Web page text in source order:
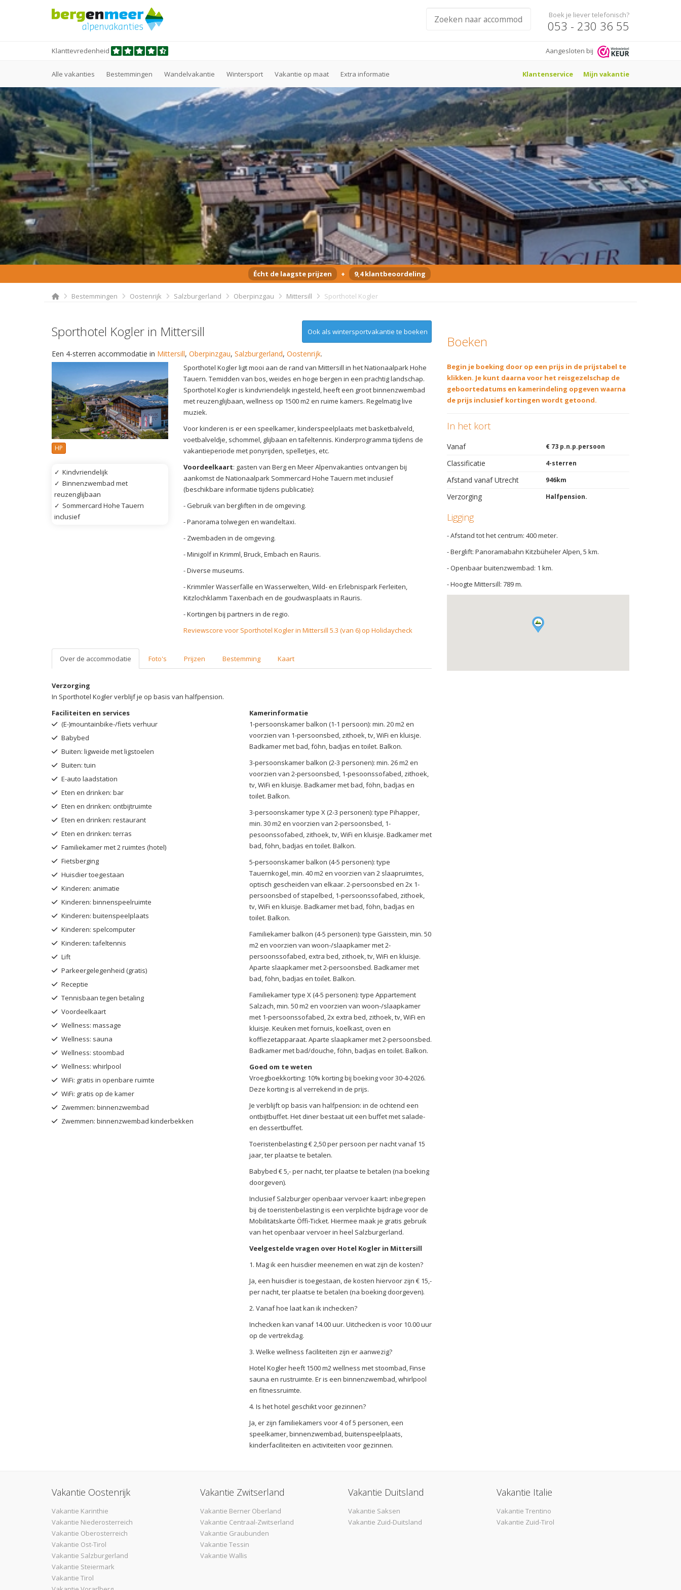
Boek je liever telefonisch?
053 - 230 36 55
Klanttevredenheid Aangesloten bij
Alle vakanties Bestemmingen Wandelvakantie Wintersport Vakantie op maat Extra informatie Klantenservice Mijn vakantie
Écht de laagste prijzen + 9,4 klantbeoordeling
Bestemmingen Oostenrijk Salzburgerland Oberpinzgau Mittersill Sporthotel Kogler
Sporthotel Kogler in Mittersill Ook als wintersportvakantie te boeken
Een 4-sterren accommodatie in Mittersill, Oberpinzgau, Salzburgerland, Oostenrijk.
HP
✓ Kindvriendelijk
✓ Binnenzwembad met
reuzenglijbaan
✓ Sommercard Hohe Tauern
inclusief
Sporthotel Kogler ligt mooi aan de rand van Mittersill in het Nationaalpark Hohe
Tauern. Temidden van bos, weides en hoge bergen in een prachtig landschap.
Sporthotel Kogler is kindvriendelijk ingesteld, heeft een groot binnenzwembad
met reuzenglijbaan, wellness op 1500 m2 en ruime kamers. Regelmatig live
muziek.
Voor kinderen is er een speelkamer, kinderspeelplaats met basketbalveld,
voetbalveldje, schommel, glijbaan en tafeltennis. Kinderprogramma tijdens de
vakantieperiode met ponyrijden, spelletjes, etc.
Voordeelkaart: gasten van Berg en Meer Alpenvakanties ontvangen bij
aankomst de Nationaalpark Sommercard Hohe Tauern met inclusief
(beschikbare informatie tijdens publicatie):
- Gebruik van bergliften in de omgeving.
- Panorama tolwegen en wandeltaxi.
- Zwembaden in de omgeving.
- Minigolf in Krimml, Bruck, Embach en Rauris.
- Diverse museums.
- Krimmler Wasserfälle en Wasserwelten, Wild- en Erlebnispark Ferleiten,
Kitzlochklamm Taxenbach en de goudwasplaats in Rauris.
- Kortingen bij partners in de regio.
Reviewscore voor Sporthotel Kogler in Mittersill 5.3 (van 6) op Holidaycheck
Over de accommodatie Foto's Prijzen Bestemming Kaart
Verzorging
In Sporthotel Kogler verblijf je op basis van halfpension.
Faciliteiten en services
(E-)mountainbike-/fiets verhuur
Babybed
Buiten: ligweide met ligstoelen
Buiten: tuin
E-auto laadstation
Eten en drinken: bar
Eten en drinken: ontbijtruimte
Eten en drinken: restaurant
Eten en drinken: terras
Familiekamer met 2 ruimtes (hotel)
Fietsberging
Huisdier toegestaan
Kinderen: animatie
Kinderen: binnenspeelruimte
Kinderen: buitenspeelplaats
Kinderen: spelcomputer
Kinderen: tafeltennis
Lift
Parkeergelegenheid (gratis)
Receptie
Tennisbaan tegen betaling
Voordeelkaart
Wellness: massage
Wellness: sauna
Wellness: stoombad
Wellness: whirlpool
WiFi: gratis in openbare ruimte
WiFi: gratis op de kamer
Zwemmen: binnenzwembad
Zwemmen: binnenzwembad kinderbekken
Kamerinformatie
1-persoonskamer balkon (1-1 persoon): min. 20 m2 en
voorzien van 1-persoonsbed, zithoek, tv, WiFi en kluisje.
Badkamer met bad, föhn, badjas en toilet. Balkon.
3-persoonskamer balkon (2-3 personen): min. 26 m2 en
voorzien van 2-persoonsbed, 1-pesoonssofabed, zithoek,
tv, WiFi en kluisje. Badkamer met bad, föhn, badjas en
toilet. Balkon.
3-persoonskamer type X (2-3 personen): type Pihapper,
min. 30 m2 en voorzien van 2-persoonsbed, 1-
pesoonssofabed, zithoek, tv, WiFi en kluisje. Badkamer met
bad, föhn, badjas en toilet. Balkon.
5-persoonskamer balkon (4-5 personen): type
Tauernkogel, min. 40 m2 en voorzien van 2 slaapruimtes,
optisch gescheiden van elkaar. 2-persoonsbed en 2x 1-
persoonsbed of stapelbed, 1-persoonssofabed, zithoek,
tv, WiFi en kluisje. Badkamer met bad, föhn, badjas en
toilet. Balkon.
Familiekamer balkon (4-5 personen): type Gaisstein, min. 50
m2 en voorzien van woon-/slaapkamer met 2-
persoonssofabed, extra bed, zithoek, tv, WiFi en kluisje.
Aparte slaapkamer met 2-persoonsbed. Badkamer met
bad, föhn, badjas en toilet. Balkon.
Familiekamer type X (4-5 personen): type Appartement
Salzach, min. 50 m2 en voorzien van woon-/slaapkamer
met 1-persoonssofabed, 2x extra bed, zithoek, tv, WiFi en
kluisje. Keuken met fornuis, koelkast, oven en
koffiezetapparaat. Aparte slaapkamer met 2-persoonsbed.
Badkamer met bad/douche, föhn, badjas en toilet. Balkon.
Goed om te weten
Vroegboekkorting: 10% korting bij boeking voor 30-4-2026.
Deze korting is al verrekend in de prijs.
Je verblijft op basis van halfpension: in de ochtend een
ontbijtbuffet. Het diner bestaat uit een buffet met salade-
en dessertbuffet.
Toeristenbelasting € 2,50 per persoon per nacht vanaf 15
jaar, ter plaatse te betalen.
Babybed € 5,- per nacht, ter plaatse te betalen (na boeking
doorgeven).
Inclusief Salzburger openbaar vervoer kaart: inbegrepen
bij de toeristenbelasting is een verplichte bijdrage voor de
Mobilitätskarte Öffi-Ticket. Hiermee maak je gratis gebruik
van het openbaar vervoer in heel Salzburgerland.
Veelgestelde vragen over Hotel Kogler in Mittersill
1. Mag ik een huisdier meenemen en wat zijn de kosten?
Ja, een huisdier is toegestaan, de kosten hiervoor zijn € 15,-
per nacht, ter plaatse te betalen (na boeking doorgeven).
2. Vanaf hoe laat kan ik inchecken?
Inchecken kan vanaf 14.00 uur. Uitchecken is voor 10.00 uur
op de vertrekdag.
3. Welke wellness faciliteiten zijn er aanwezig?
Hotel Kogler heeft 1500 m2 wellness met stoombad, Finse
sauna en rustruimte. Er is een binnenzwembad, whirlpool
en fitnessruimte.
4. Is het hotel geschikt voor gezinnen?
Ja, er zijn familiekamers voor 4 of 5 personen, een
speelkamer, binnenzwembad, buitenspeelplaats,
kinderfaciliteiten en activiteiten voor gezinnen.
Boeken
Begin je boeking door op een prijs in de prijstabel te
klikken. Je kunt daarna voor het reisgezelschap de
geboortedatums en kamerindeling opgeven waarna
de prijs inclusief kortingen wordt getoond.
In het kort
Vanaf € 73 p.n.p.persoon
Classificatie 4-sterren
Afstand vanaf Utrecht 946km
Verzorging Halfpension.
Ligging
- Afstand tot het centrum: 400 meter.
- Berglift: Panoramabahn Kitzbüheler Alpen, 5 km.
- Openbaar buitenzwembad: 1 km.
- Hoogte Mittersill: 789 m.
Vakantie Oostenrijk
Vakantie Karinthie
Vakantie Niederosterreich
Vakantie Oberosterreich
Vakantie Ost-Tirol
Vakantie Salzburgerland
Vakantie Steiermark
Vakantie Tirol
Vakantie Zwitserland
Vakantie Berner Oberland
Vakantie Centraal-Zwitserland
Vakantie Graubunden
Vakantie Tessin
Vakantie Wallis
Vakantie Duitsland
Vakantie Saksen
Vakantie Zuid-Duitsland
Vakantie Italie
Vakantie Trentino
Vakantie Zuid-Tirol